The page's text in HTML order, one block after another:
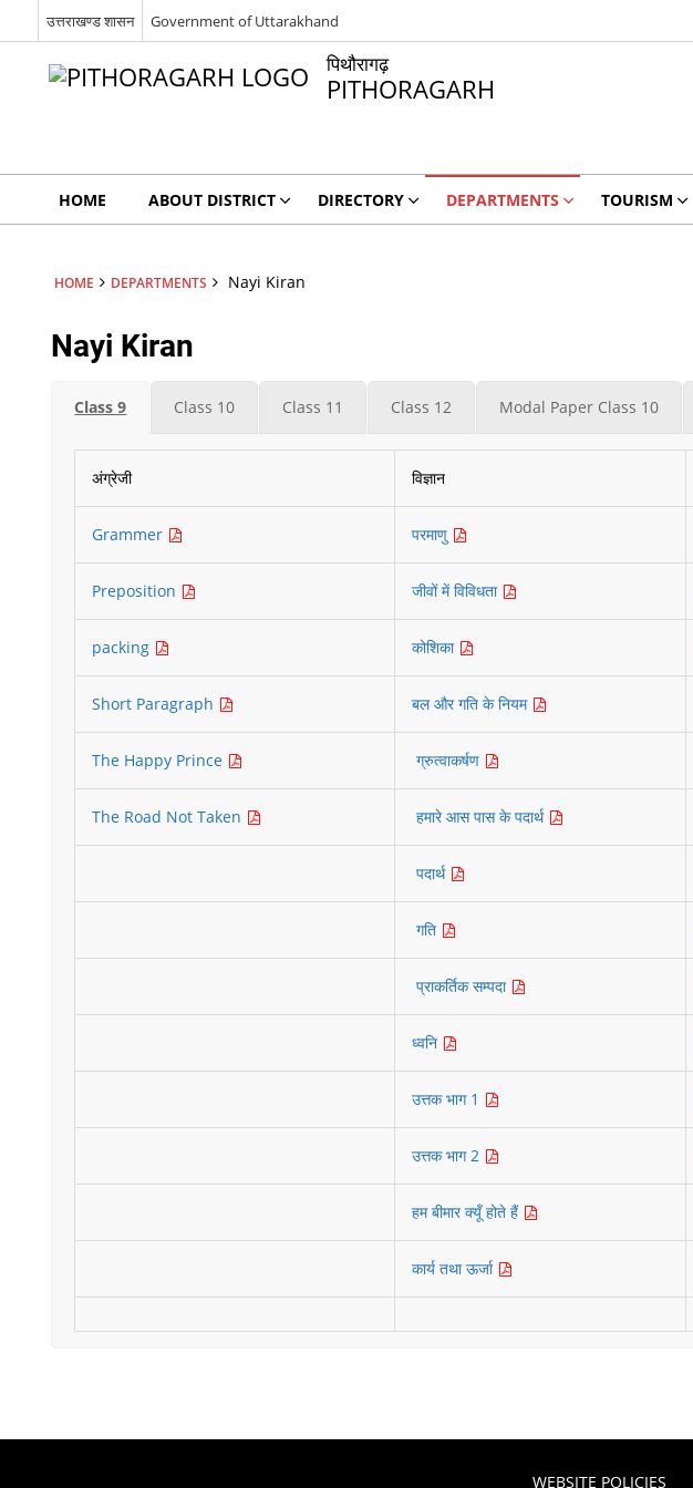
उत्तराखण्ड शासन Government of Uttarakhand
पिथौरागढ़
PITHORAGARH
HOME ABOUT DISTRICT DIRECTORY DEPARTMENTS TOURISM
HOME DEPARTMENTS Nayi Kiran
Nayi Kiran
Class 9 Class 10 Class 11 Class 12 Modal Paper Class 10
अंग्रेजी विज्ञान
Grammer परमाणु
Preposition जीवों में विविधता
packing कोशिका
Short Paragraph बल और गति के नियम
The Happy Prince ग्रुत्वाकर्षण
The Road Not Taken हमारे आस पास के पदार्थ
पदार्थ
गति
प्राकर्तिक सम्पदा
ध्वनि
उत्तक भाग 1
उत्तक भाग 2
हम बीमार क्यूँ होते हैं
कार्य तथा ऊर्जा
WEBSITE POLICIES